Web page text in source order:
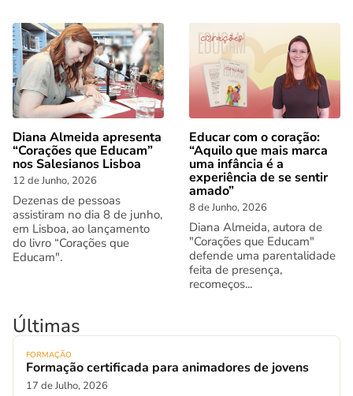
Diana Almeida apresenta
“Corações que Educam”
nos Salesianos Lisboa
12 de Junho, 2026
Dezenas de pessoas
assistiram no dia 8 de junho,
em Lisboa, ao lançamento
do livro “Corações que
Educam".
Educar com o coração:
“Aquilo que mais marca
uma infância é a
experiência de se sentir
amado”
8 de Junho, 2026
Diana Almeida, autora de
"Corações que Educam"
defende uma parentalidade
feita de presença,
recomeços...
Últimas
FORMAÇÃO
Formação certificada para animadores de jovens
17 de Julho, 2026